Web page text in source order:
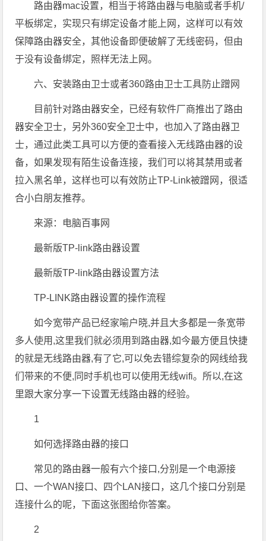
路由器mac设置，相当于将路由器与电脑或者手机/
平板绑定，实现只有绑定设备才能上网，这样可以有效
保障路由器安全，其他设备即便破解了无线密码，但由
于没有设备绑定，照样无法上网。
六、安装路由卫士或者360路由卫士工具防止蹭网
目前针对路由器安全，已经有软件厂商推出了路由
器安全卫士，另外360安全卫士中，也加入了路由器卫
士，通过此类工具可以方便的查看接入无线路由器的设
备，如果发现有陌生设备连接，我们可以将其禁用或者
拉入黑名单，这样也可以有效防止TP-Link被蹭网，很适
合小白朋友推荐。
来源：电脑百事网
最新版TP-link路由器设置
最新版TP-link路由器设置方法
TP-LINK路由器设置的操作流程
如今宽带产品已经家喻户晓,并且大多都是一条宽带
多人使用,这里我们就必须用到路由器,如今最方便且快捷
的就是无线路由器,有了它,可以免去错综复杂的网线给我
们带来的不便,同时手机也可以使用无线wifi。所以,在这
里跟大家分享一下设置无线路由器的经验。
1
如何选择路由器的接口
常见的路由器一般有六个接口,分别是一个电源接
口、一个WAN接口、四个LAN接口，这几个接口分别是
连接什么的呢，下面这张图给你答案。
2